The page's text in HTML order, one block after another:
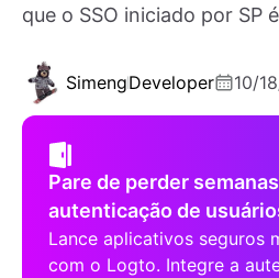
que o SSO iniciado por SP
SimengDeveloper 10/
Pare de perder
autenticação de
Lance aplicativos seguros
com o Logto. Integre a